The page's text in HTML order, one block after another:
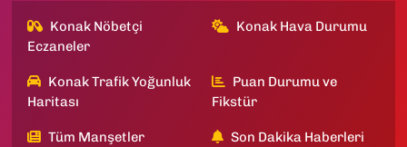
Konak Nöbetçi
Eczaneler
Konak Hava Durumu
Konak Trafik Yoğunluk
Haritası
Puan Durumu ve
Fikstür
Tüm Manşetler Son Dakika Haberleri